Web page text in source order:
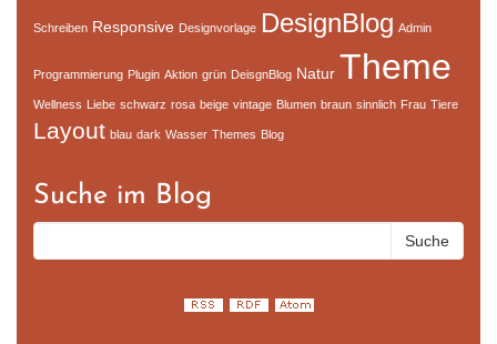
Schreiben Responsive Designvorlage DesignBlog Admin
Programmierung Plugin Aktion grün DeisgnBlog Natur Theme
Wellness Liebe schwarz rosa beige vintage Blumen braun sinnlich Frau Tiere
Layout blau dark Wasser Themes Blog
Suche im Blog